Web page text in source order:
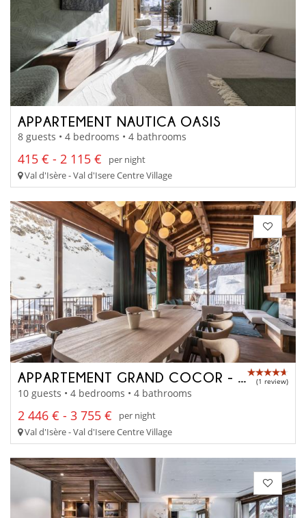
APPARTEMENT NAUTICA OASIS
8 guests • 4 bedrooms • 4 bathrooms
415 € - 2 115 €
per night
Val d'Isère - Val d'Isere Centre Village
APPARTEMENT GRAND COCOR - A4042 (1 review)
10 guests • 4 bedrooms • 4 bathrooms
2 446 € - 3 755 €
per night
Val d'Isère - Val d'Isere Centre Village